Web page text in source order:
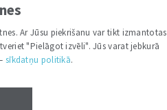
Ar Jūsu piekrišanu var tikt izmantotas
"Pielāgot izvēli". Jūs varat jebkurā
sīkdatņu politikā.